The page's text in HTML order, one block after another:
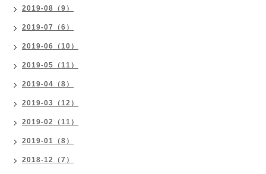
2019-08（9）
2019-07（6）
2019-06（10）
2019-05（11）
2019-04（8）
2019-03（12）
2019-02（11）
2019-01（8）
2018-12（7）